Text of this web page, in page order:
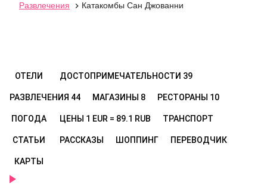
Развлечения
 Катакомбы Сан Джованни
ОТЕЛИ ДОСТОПРИМЕЧАТЕЛЬНОСТИ 39
РАЗВЛЕЧЕНИЯ 44 МАГАЗИНЫ 8 РЕСТОРАНЫ 10
ПОГОДА ЦЕНЫ 1 EUR = 89.1 RUB ТРАНСПОРТ
СТАТЬИ РАССКАЗЫ ШОППИНГ ПЕРЕВОДЧИК
КАРТЫ
